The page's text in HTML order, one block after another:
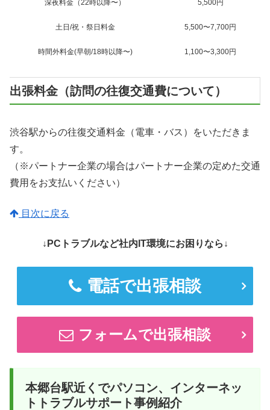
深夜料金（22時以降〜） 5,500円
土日/祝・祭日料金 5,500〜7,700円
時間外料金(早朝/18時以降〜) 1,100〜3,300円
出張料金（訪問の往復交通費について）
渋谷駅からの往復交通料金（電車・バス）をいただきま
す。
（※パートナー企業の場合はパートナー企業の定めた交通
費用をお支払いください）
目次に戻る
↓PCトラブルなど社内IT環境にお困りなら↓
電話で出張相談
フォームで出張相談
本郷台駅近くでパソコン、インターネッ
トトラブルサポート事例紹介